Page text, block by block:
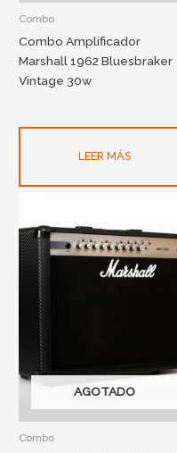
Combo
Combo Amplificador
Marshall 1962 Bluesbraker
Vintage 30w
LEER MÁS
AGOTADO
Combo